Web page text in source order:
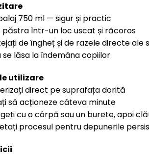
750 ml — sigur și practic
păstra într-un loc uscat și răcoros
de îngheț și de razele directe ale
se lăsa la îndemâna copiilor
utilizare
direct pe suprafața dorită
să acționeze câteva minute
cu o cârpă sau un burete, apoi
procesul pentru depunerile